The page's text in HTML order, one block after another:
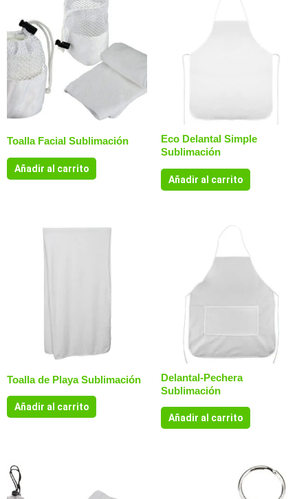
Toalla Facial Sublimación
Añadir al carrito
Eco Delantal Simple
Sublimación
Añadir al carrito
Toalla de Playa Sublimación
Añadir al carrito
Delantal-Pechera
Sublimación
Añadir al carrito